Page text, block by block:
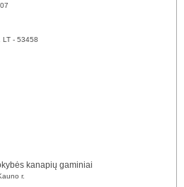
LT - 53458
kanapių gaminiai
r.